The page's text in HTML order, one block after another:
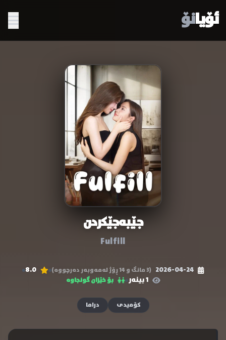
ئۆیانۆ
جێبەجێکردن
Fulfill
2026-04-24 (3 مانگ و 14 ڕۆژ لەمەوبەر دەرچووە)
8.0
1 بینەر
بۆ خێزان گونجاوە
کۆمیدی دراما